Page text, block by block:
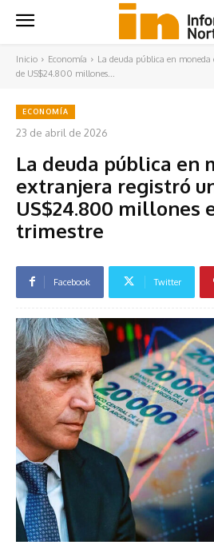
Inicio Economía
La deuda pública en
de US$24.800 millones...
ECONOMÍA
23 de abril de 2026
La deuda pública en
extranjera registró
US$24.800 millones
trimestre
Facebook Twitter